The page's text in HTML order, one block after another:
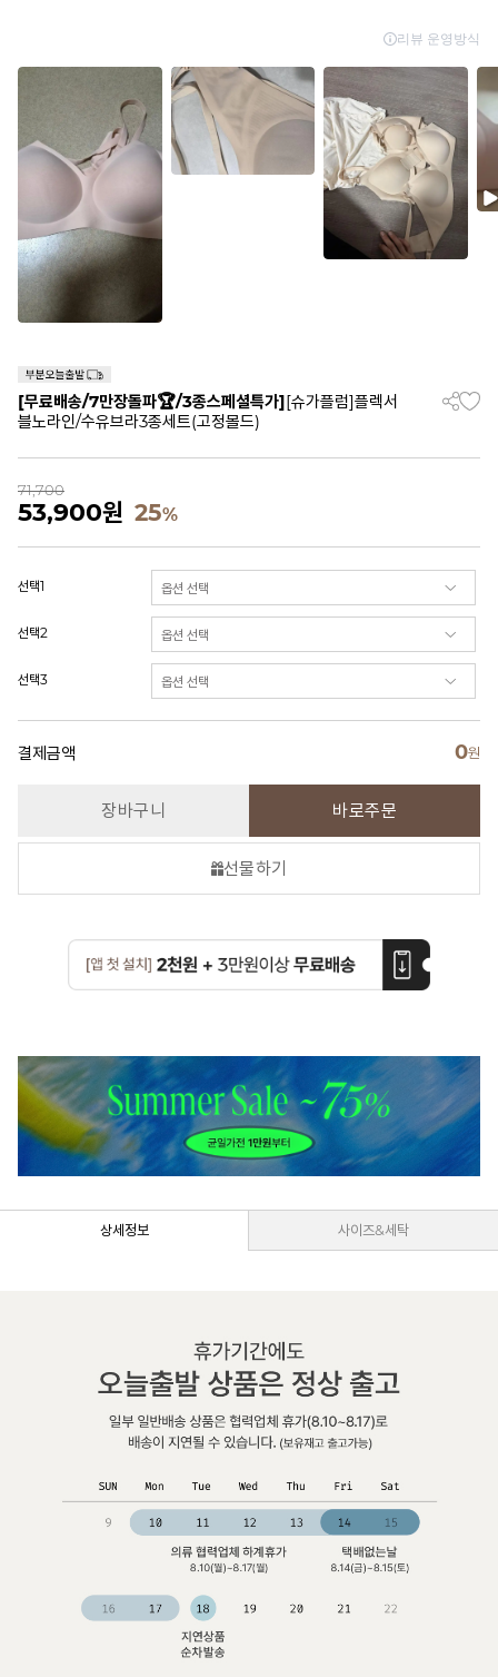
[무료배송/7만장돌파🏆/3종스페셜특가][슈가플럼]플렉서
블노라인/수유브라3종세트(고정몰드)
71,700
53,900원 25%
선택1
선택2
선택3
결제금액 0원
장바구니 바로주문
선물하기
상세정보 사이즈&세탁